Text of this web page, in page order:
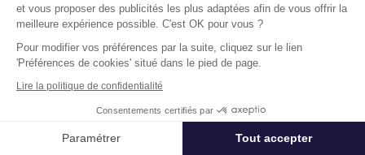
Affiner ma recherche
Trouvez facilement nos annonces de
locaux à louer ou à vendre en France
pour installer votre entreprise.
Les différentes offres de locaux en France présentent
trouverez des informations concernant l’actif, des
et vous proposer des publicités les plus adaptées afin de vous offrir la
meilleure expérience possible. C'est OK pour vous ?
Pour modifier vos préférences par la suite, cliquez sur le lien
'Préférences de cookies' situé dans le pied de page.
Lire la politique de confidentialité
Consentements certifiés par
Paramétrer Tout accepter